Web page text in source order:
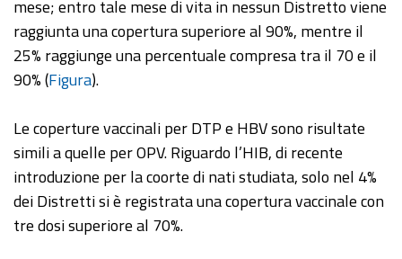
mese; entro tale mese di vita in nessun Distretto viene
raggiunta una copertura superiore al 90%, mentre il
25% raggiunge una percentuale compresa tra il 70 e il
90% (Figura).
Le coperture vaccinali per DTP e HBV sono risultate
simili a quelle per OPV. Riguardo l’HIB, di recente
introduzione per la coorte di nati studiata, solo nel 4%
dei Distretti si è registrata una copertura vaccinale con
tre dosi superiore al 70%.